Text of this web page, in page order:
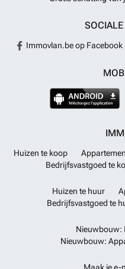
Immovlan.be op Facebook
Huizen te koop
Bedrijfsvastgoed te
Huizen te huur
Bedrijfsvastgoed te
Nieuwbouw:
Nieuwbouw: